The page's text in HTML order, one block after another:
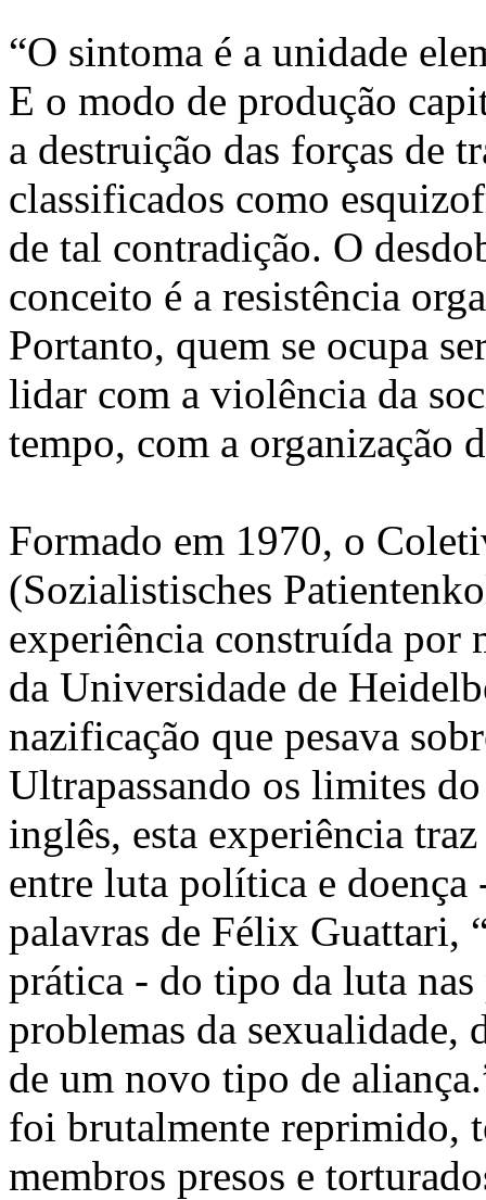
“O sintoma é a unidade
E o modo de produção
a destruição das forças de
classificados como
de tal contradição. O
conceito é a resistência
Portanto, quem se ocupa
lidar com a violência da
tempo, com a organização
Formado em 1970, o
(Sozialistisches
experiência construída por
da Universidade de
nazificação que pesava
Ultrapassando os limites
inglês, esta experiência
entre luta política e doença
palavras de Félix Guattari,
prática - do tipo da luta nas
problemas da sexualidade,
de um novo tipo de
foi brutalmente reprimido,
membros presos e